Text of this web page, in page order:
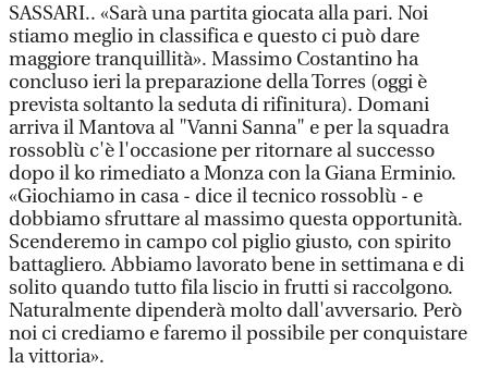
SASSARI.. «Sarà una partita giocata alla pari. Noi
stiamo meglio in classifica e questo ci può dare
maggiore tranquillità». Massimo Costantino ha
concluso ieri la preparazione della Torres (oggi è
prevista soltanto la seduta di rifinitura). Domani
arriva il Mantova al "Vanni Sanna" e per la squadra
rossoblù c'è l'occasione per ritornare al successo
dopo il ko rimediato a Monza con la Giana Erminio.
«Giochiamo in casa - dice il tecnico rossoblù - e
dobbiamo sfruttare al massimo questa opportunità.
Scenderemo in campo col piglio giusto, con spirito
battagliero. Abbiamo lavorato bene in settimana e di
solito quando tutto fila liscio in frutti si raccolgono.
Naturalmente dipenderà molto dall'avversario. Però
noi ci crediamo e faremo il possibile per conquistare
la vittoria».